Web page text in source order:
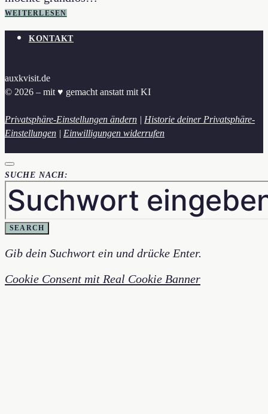
WEITERLESEN
KONTAKT
auxkvisit.de
© 2026 – mit ♥︎ gemacht anstatt mit KI
Privatsphäre-Einstellungen ändern | Historie deiner Privatsphäre-
Einstellungen | Einwilligungen widerrufen
SUCHE NACH:
SEARCH
Gib dein Suchwort ein und drücke Enter.
Cookie Consent mit Real Cookie Banner